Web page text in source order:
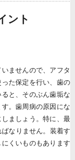
ント
ませんので、アフタ
た保定を行い、歯の
と、そのぶん歯垢な
。歯周病の原因にな
ましょう。特に、最
なりません。装着す
くいものもあります